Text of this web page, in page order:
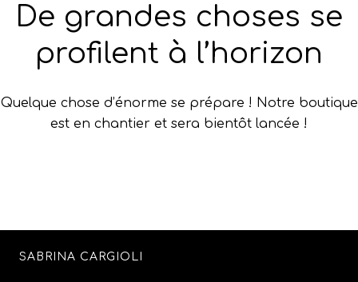
De grandes choses se
profilent à l’horizon
Quelque chose d’énorme se prépare ! Notre boutique
est en chantier et sera bientôt lancée !
SABRINA CARGIOLI